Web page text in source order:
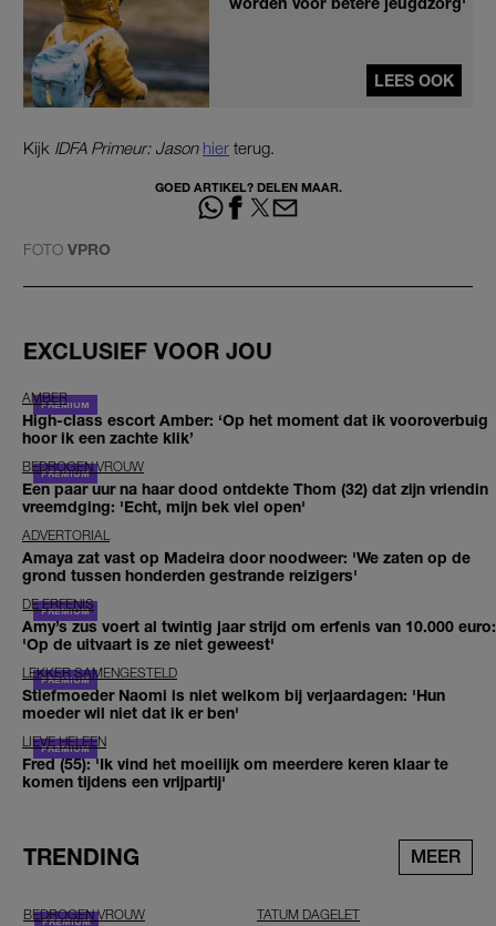
LEES OOK
Kijk IDFA Primeur: Jason hier terug.
GOED ARTIKEL? DELEN MAAR.
FOTO VPRO
EXCLUSIEF VOOR JOU
AMBER
High-class escort Amber: ‘Op het moment dat ik vooroverbuig
hoor ik een zachte klik’
BEDROGEN VROUW
Een paar uur na haar dood ontdekte Thom (32) dat zijn vriendin
vreemdging: 'Echt, mijn bek viel open'
ADVERTORIAL
Amaya zat vast op Madeira door noodweer: 'We zaten op de
grond tussen honderden gestrande reizigers'
DE ERFENIS
Amy’s zus voert al twintig jaar strijd om erfenis van 10.000 euro:
'Op de uitvaart is ze niet geweest'
LEKKER SAMENGESTELD
Stiefmoeder Naomi is niet welkom bij verjaardagen: 'Hun
moeder wil niet dat ik er ben'
LIEVE HELEEN
Fred (55): 'Ik vind het moeilijk om meerdere keren klaar te
komen tijdens een vrijpartij'
TRENDING MEER
BEDROGEN VROUW TATUM DAGELET